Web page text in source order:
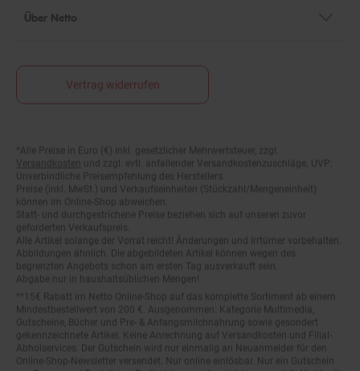
Über Netto
Fußnoten
Versandkosten und zzgl. evtl. anfallender Versandkostenzuschläge. UVP:
Unverbindliche Preisempfehlung des Herstellers.
Preise (inkl. MwSt.) und Verkaufseinheiten (Stückzahl/Mengeneinheit)
können im Online-Shop abweichen.
Statt- und durchgestrichene Preise beziehen sich auf unseren zuvor
geforderten Verkaufspreis.
Alle Artikel solange der Vorrat reicht! Änderungen und Irrtümer vorbehalten.
Abbildungen ähnlich. Die abgebildeten Artikel können wegen des
begrenzten Angebots schon am ersten Tag ausverkauft sein.
Abgabe nur in haushaltsüblichen Mengen!
Mindestbestellwert von 200 €. Ausgenommen: Kategorie Multimedia,
Gutscheine, Bücher und Pre- & Anfangsmilchnahrung sowie gesondert
gekennzeichnete Artikel. Keine Anrechnung auf Versandkosten und Filial-
Abholservices. Der Gutschein wird nur einmalig an Neuanmelder für den
Online-Shop-Newsletter versendet. Nur online einlösbar. Nur ein Gutschein
pro Person und Bestellung. Restbeträge werden nicht ausgezahlt. Nicht mit